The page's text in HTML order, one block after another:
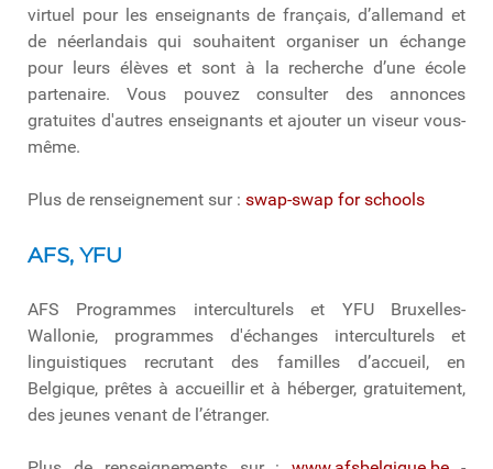
virtuel pour les enseignants de français, d’allemand et
de néerlandais qui souhaitent organiser un échange
pour leurs élèves et sont à la recherche d’une école
partenaire. Vous pouvez consulter des annonces
gratuites d'autres enseignants et ajouter un viseur vous-
même.
Plus de renseignement sur : swap-swap for schools
AFS, YFU
AFS Programmes interculturels et YFU Bruxelles-
Wallonie, programmes d'échanges interculturels et
linguistiques recrutant des familles d’accueil, en
Belgique, prêtes à accueillir et à héberger, gratuitement,
des jeunes venant de l’étranger.